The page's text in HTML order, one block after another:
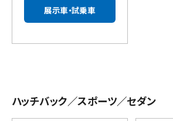
展示車・試乗車
ハッチバック／スポーツ／セダン